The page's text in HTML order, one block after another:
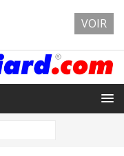
VOIR